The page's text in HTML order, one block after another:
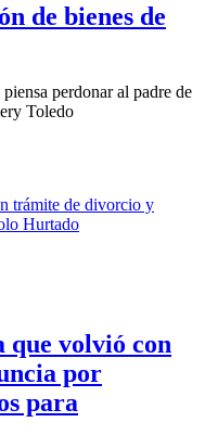
de bienes de
perdonar al padre de
Toledo
que volvió con
por
para